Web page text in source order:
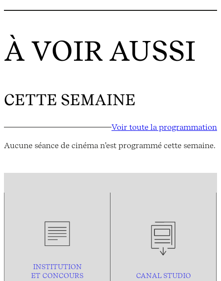
À VOIR AUSSI
CETTE SEMAINE
Voir toute la programmation
Aucune séance de cinéma n'est programmé cette semaine.
INSTITUTION
ET CONCOURS
CANAL STUDIO